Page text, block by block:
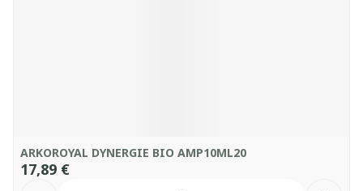
ARKOROYAL DYNERGIE BIO AMP10ML20
17,89 €